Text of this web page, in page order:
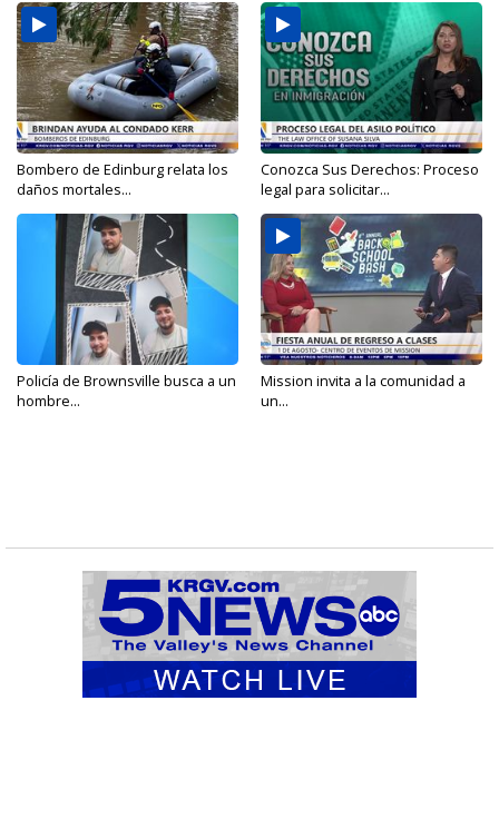
Bombero de Edinburg relata los
daños mortales...
Conozca Sus Derechos: Proceso
legal para solicitar...
Policía de Brownsville busca a un
hombre...
Mission invita a la comunidad a
un...